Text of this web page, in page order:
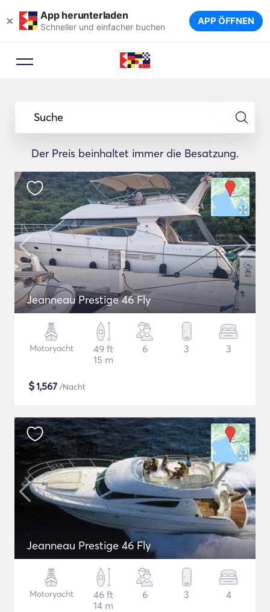
× App herunterladen
Schneller und einfacher buchen APP ÖFFNEN
Suche
Der Preis beinhaltet immer die Besatzung.
Jeanneau Prestige 46 Fly
Motoryacht
49 ft
15 m
6 3 3
$1,567 /Nacht
Jeanneau Prestige 46 Fly
Motoryacht
46 ft
14 m
6 3 4